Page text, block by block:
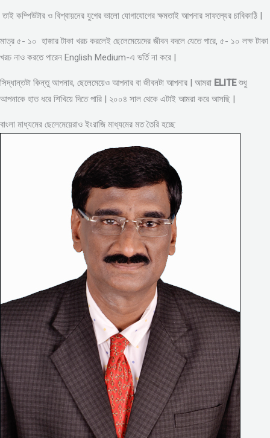
তাই কম্পিউটার ও বিশ্বায়নের যুগের ভালো যোগাযোগের ক্ষমতাই আপনার সাফল্যের চাবিকাঠি |
মাত্র ৫- ১০ হাজার টাকা খরচ করলেই ছেলেমেয়েদের জীবন বদলে যেতে পারে, ৫- ১০ লক্ষ টাকা
খরচ নাও করতে পারেন English Medium-এ ভর্তি না করে |
সিদ্ধান্তটা কিন্তু আপনার, ছেলেমেয়েও আপনার বা জীবনটা আপনার | আমরা ELITEশুধু
আপনাকে হাত ধরে শিখিয়ে দিতে পারি | ২০০৪ সাল থেকে এটাই আমরা করে আসছি |
বাংলা মাধ্যমের ছেলেমেয়েরাও ইংরাজি মাধ্যমের মত তৈরি হচ্ছে